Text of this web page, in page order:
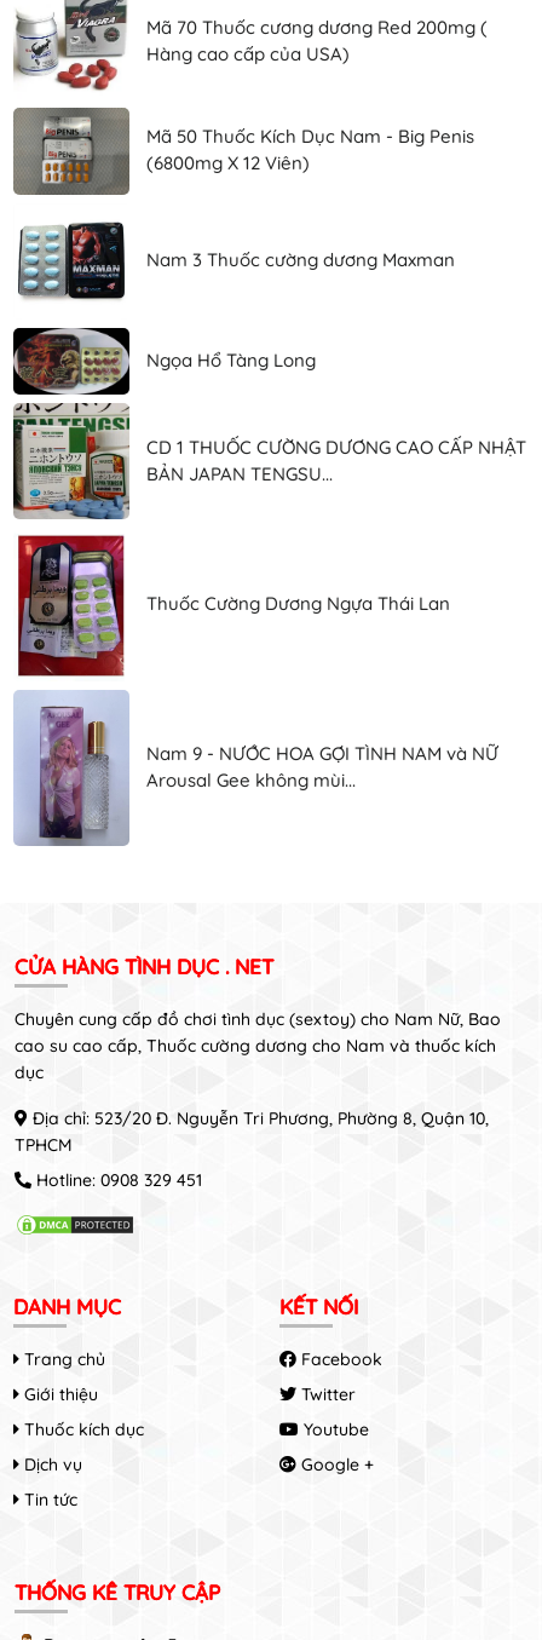
Mã 70 Thuốc cương dương Red 200mg (
Hàng cao cấp của USA)
Mã 50 Thuốc Kích Dục Nam - Big Penis
(6800mg X 12 Viên)
Nam 3 Thuốc cường dương Maxman
Ngọa Hổ Tàng Long
CD 1 THUỐC CƯỜNG DƯƠNG CAO CẤP NHẬT
BẢN JAPAN TENGSU...
Thuốc Cường Dương Ngựa Thái Lan
Nam 9 - NƯỚC HOA GỢI TÌNH NAM và NỮ
Arousal Gee không mùi...
CỬA HÀNG TÌNH DỤC . NET
Chuyên cung cấp đồ chơi tình dục (sextoy) cho Nam Nữ, Bao
cao su cao cấp, Thuốc cường dương cho Nam và thuốc kích
dục
Địa chỉ: 523/20 Đ. Nguyễn Tri Phương, Phường 8, Quận 10,
TPHCM
Hotline: 0908 329 451
DANH MỤC
Trang chủ
Giới thiệu
Thuốc kích dục
Dịch vụ
Tin tức
KẾT NỐI
Facebook
Twitter
Youtube
Google +
THỐNG KÊ TRUY CẬP